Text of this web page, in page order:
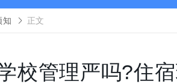
知 正文
校管理严吗?住